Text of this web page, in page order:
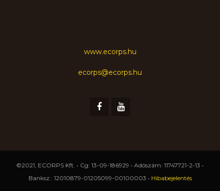
www.ecorps.hu
ecorps@ecorps.hu
©2021, ECORPS Kft. • Cg: 13-09-186929 • Adószám: 11747721-2-13 •
Banksz.: 12010879-01205099-00100003 • Hibabejelentés